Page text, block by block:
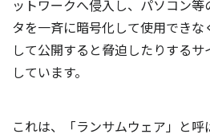
ットワークへ侵入し、パソコン
タを一斉に暗号化して使用でき
して公開すると脅迫したりする
しています。
これは、「ランサムウェア」と